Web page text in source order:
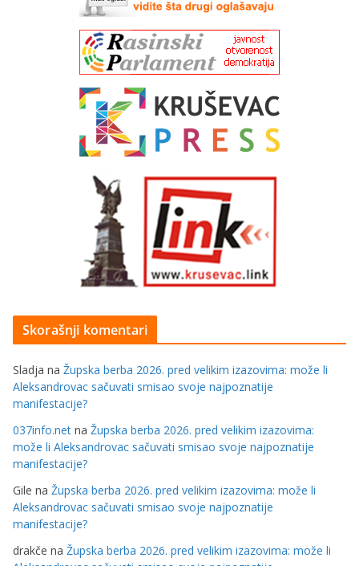
Skorašnji komentari
Sladja na Župska berba 2026. pred velikim izazovima: može li
Aleksandrovac sačuvati smisao svoje najpoznatije
manifestacije?
037info.net na Župska berba 2026. pred velikim izazovima:
može li Aleksandrovac sačuvati smisao svoje najpoznatije
manifestacije?
Gile na Župska berba 2026. pred velikim izazovima: može li
Aleksandrovac sačuvati smisao svoje najpoznatije
manifestacije?
drakče na Župska berba 2026. pred velikim izazovima: može li